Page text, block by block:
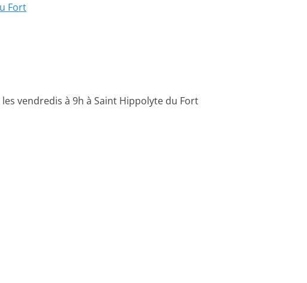
Fort
vendredis à 9h à Saint Hippolyte du Fort